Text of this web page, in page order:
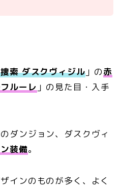
索 ダスクヴィジル」の赤
ルーレ 」の見た目・入手
ダンジョン、ダスクヴィ
装備。
インのものが多く、よく